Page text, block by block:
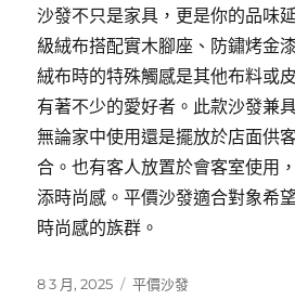
沙發不只是家具，更是你的品味
級絨布搭配實木腳座、防鏽烤金
絨布時的特殊觸感是其他布料或
有著不少的愛好者。此款沙發兼
無論家中使用還是擺放於店面供
合。也有客人放置於會客室使用
添時尚感。平價沙發適合對象希
時尚感的族群。
發
8 3 月, 2025
分
平價沙發